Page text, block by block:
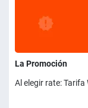
La Promoción
Al elegir rate: Tarifa